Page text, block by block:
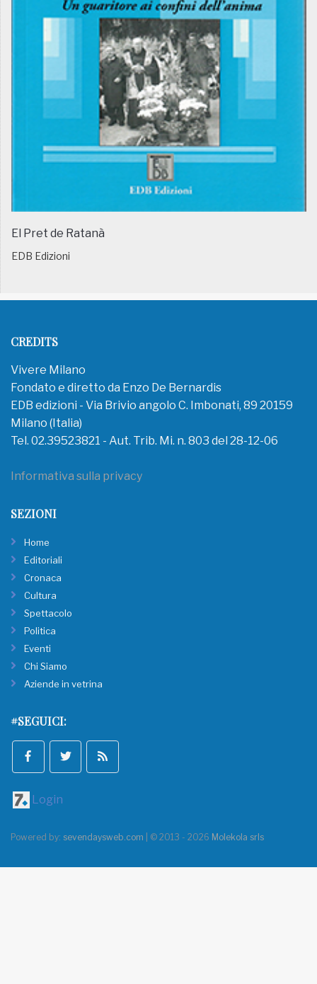
El Pret de Ratanà
EDB Edizioni
CREDITS
Vivere Milano
Fondato e diretto da Enzo De Bernardis
EDB edizioni - Via Brivio angolo C. Imbonati, 89 20159
Milano (Italia)
Tel. 02.39523821 - Aut. Trib. Mi. n. 803 del 28-12-06
Informativa sulla privacy
SEZIONI
Home
Editoriali
Cronaca
Cultura
Spettacolo
Politica
Eventi
Chi Siamo
Aziende in vetrina
#SEGUICI:
Login
Powered by: sevendaysweb.com | © 2013 - 2026 Molekola srls